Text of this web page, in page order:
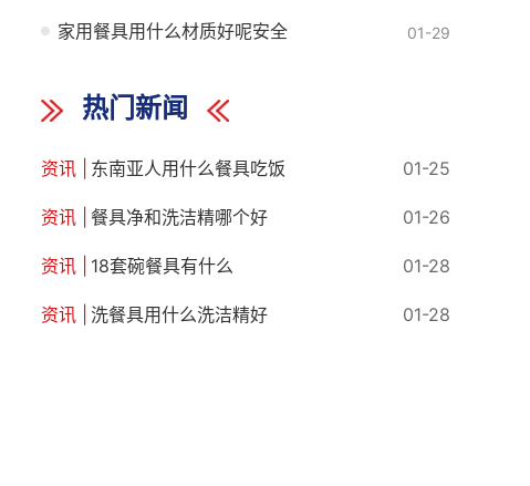
家用餐具用什么材质好呢安全 01-29
热门新闻
东南亚人用什么餐具吃饭 01-25
餐具净和洗洁精哪个好 01-26
18套碗餐具有什么 01-28
洗餐具用什么洗洁精好 01-28